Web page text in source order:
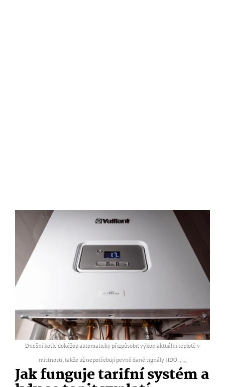
Dnešní kotle dokážou automaticky přizpůsobit výkon aktuální teplotě v
místnosti, takže už nepotřebují pevně dané signály HDO. ,...
Jak funguje tarifní systém a